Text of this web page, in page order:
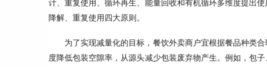
计、重复使用、循环再生、能量回收和有机循环多维度提出
降解、重复使用四大原则。
为了实现减量化的目标，餐饮外卖商户宜根据餐品种类
度降低包装空隙率，从源头减少包装废弃物产生。例如，包